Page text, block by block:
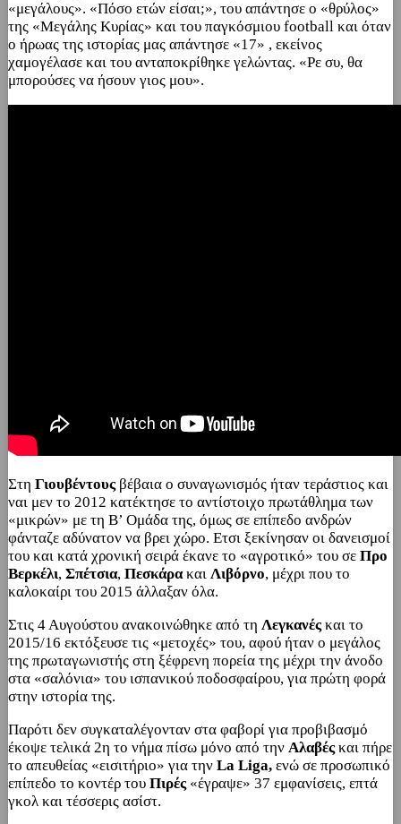
«μεγάλους». «Πόσο ετών είσαι;», του απάντησε ο «θρύλος»
της «Μεγάλης Κυρίας» και του παγκόσμιου football και όταν
ο ήρωας της ιστορίας μας απάντησε «17» , εκείνος
χαμογέλασε και του ανταποκρίθηκε γελώντας. «Ρε συ, θα
μπορούσες να ήσουν γιος μου».
Στη Γιουβέντους βέβαια ο συναγωνισμός ήταν τεράστιος και
ναι μεν το 2012 κατέκτησε το αντίστοιχο πρωτάθλημα των
«μικρών» με τη Β’ Ομάδα της, όμως σε επίπεδο ανδρών
φάνταζε αδύνατον να βρει χώρο. Ετσι ξεκίνησαν οι δανεισμοί
του και κατά χρονική σειρά έκανε το «αγροτικό» του σε Προ
Βερκέλι, Σπέτσια, Πεσκάρακαι Λιβόρνο, μέχρι που το
καλοκαίρι του 2015 άλλαξαν όλα.
Στις 4 Αυγούστου ανακοινώθηκε από τη Λεγκανέςκαι το
2015/16 εκτόξευσε τις «μετοχές» του, αφού ήταν ο μεγάλος
της πρωταγωνιστής στη ξέφρενη πορεία της μέχρι την άνοδο
στα «σαλόνια» του ισπανικού ποδοσφαίρου, για πρώτη φορά
στην ιστορία της.
Παρότι δεν συγκαταλέγονταν στα φαβορί για προβιβασμό
έκοψε τελικά 2η το νήμα πίσω μόνο από την Αλαβέςκαι πήρε
το απευθείας «εισιτήριο» για την La Liga, ενώ σε προσωπικό
επίπεδο το κοντέρ του Πιρές «έγραψε» 37 εμφανίσεις, επτά
γκολ και τέσσερις ασίστ.